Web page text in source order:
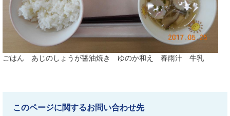
ごはん あじのしょうが醤油焼き ゆのか和え 春雨汁 牛乳
このページに関するお問い合わせ先